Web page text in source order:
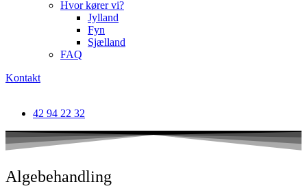
Hvor kører vi?
Jylland
Fyn
Sjælland
FAQ
Kontakt
42 94 22 32
Algebehandling